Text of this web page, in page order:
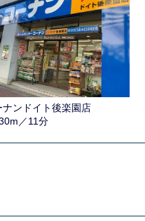
ナンドイト後楽園店
／11分